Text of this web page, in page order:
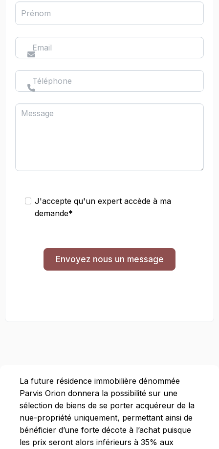
Prénom
Email
Téléphone
Message
J'accepte qu'un expert accède à ma
demande*
Envoyez nous un message
La future résidence immobilière dénommée
Parvis Orion donnera la possibilité sur une
sélection de biens de se porter acquéreur de la
nue-propriété uniquement, permettant ainsi de
bénéficier d’une forte décote à l’achat puisque
les prix seront alors inférieurs à 35% aux